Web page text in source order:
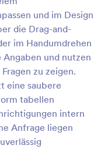
und im Design
die Drag-and-
im Handumdrehen
und nutzen
zu zeigen.
eine saubere
tabellen
intern
Anfrage liegen
Formular
auf Deutsch. Es